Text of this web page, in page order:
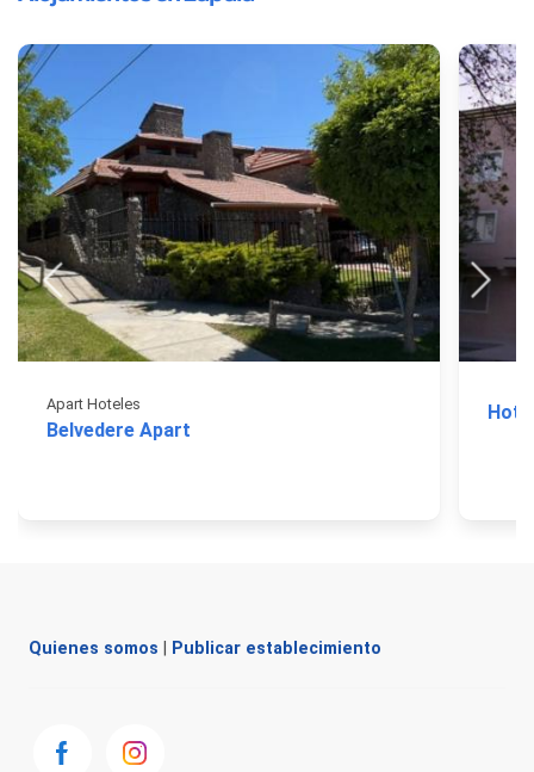
Apart Hoteles
Belvedere Apart
Quienes somos Publicar establecimiento